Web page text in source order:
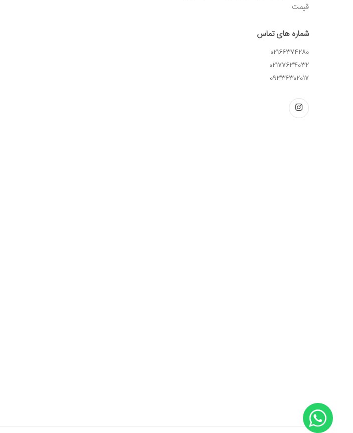
قیمت
شماره های تماس
02166374280
02177634032
09336302017